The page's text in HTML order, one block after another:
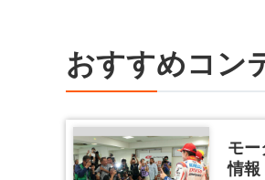
おすすめコン
モー
情報